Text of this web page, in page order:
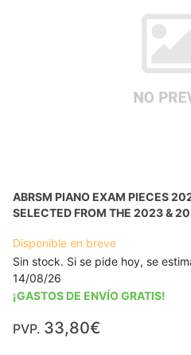
ABRSM PIANO EXAM PIECES
SELECTED FROM THE 2023 &
Disponible en breve
Sin stock. Si se pide hoy, se
14/08/26
¡GASTOS DE ENVÍO GRATIS!
PVP. 33,80€